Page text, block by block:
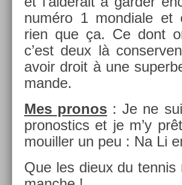
numéro 1 mon­diale et
rien que ça. Ce dont
c’est deux là
avoir droit à une
man­de.
Mes pro­nos : Je ne
pro­nos­tics et je m’y
mouill­er un peu : Na Li
Que les dieux du